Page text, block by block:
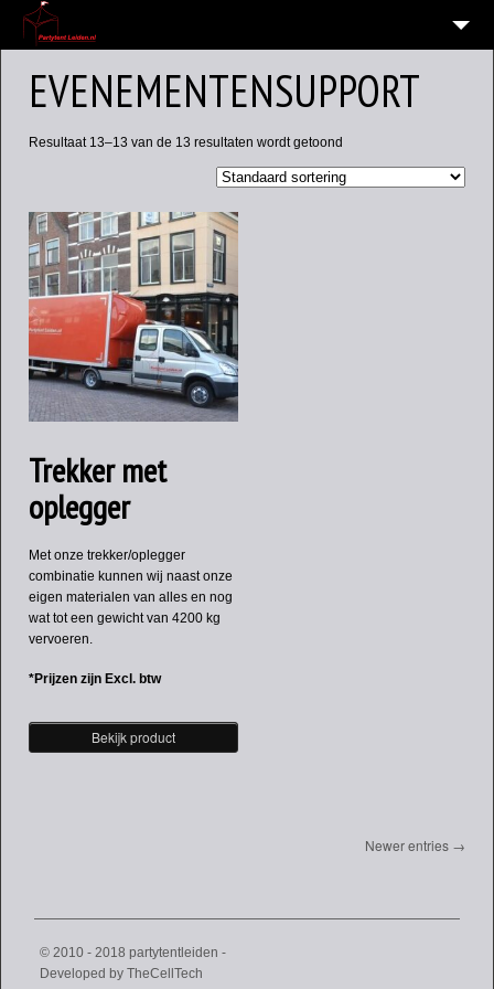
VERHUUR OVERZICHT
WIE EN WAAR ZIJN WIJ?
CONTACT
OVERZICHT
ALGEMENE INFORMATIE AVG (PRIVACY)
EVENEMENTENSUPPORT
Resultaat 13–13 van de 13 resultaten wordt getoond
Trekker met
oplegger
Met onze trekker/oplegger
combinatie kunnen wij naast onze
eigen materialen van alles en nog
wat tot een gewicht van 4200 kg
vervoeren.
*Prijzen zijn Excl. btw
Bekijk product
Newer entries →
© 2010 - 2018 partytentleiden -
Developed by TheCellTech